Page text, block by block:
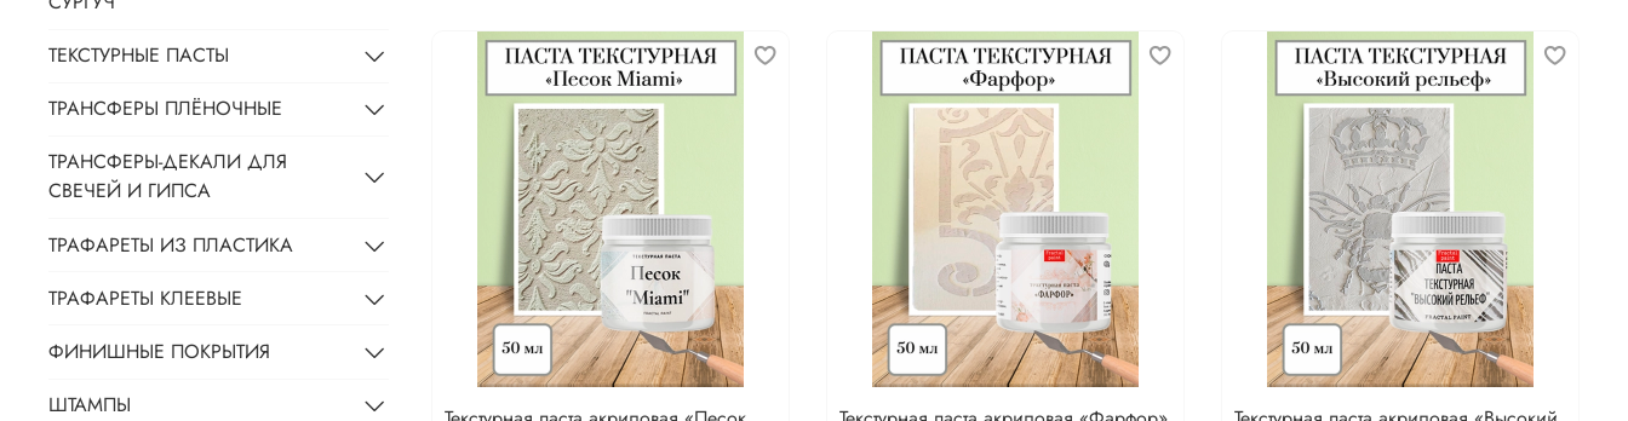
ТЕКСТУРНЫЕ ПАСТЫ
ТРАНСФЕРЫ ПЛЁНОЧНЫЕ
ТРАНСФЕРЫ-ДЕКАЛИ ДЛЯ
СВЕЧЕЙ И ГИПСА
ТРАФАРЕТЫ ИЗ ПЛАСТИКА
ТРАФАРЕТЫ КЛЕЕВЫЕ
ФИНИШНЫЕ ПОКРЫТИЯ
ШТАМПЫ